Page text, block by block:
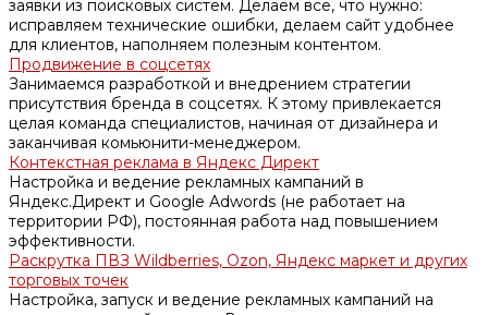
заявки из поисковых систем. Делаем все, что нужно:
исправляем технические ошибки, делаем сайт удобнее
для клиентов, наполняем полезным контентом.
Продвижение в соцсетях
Занимаемся разработкой и внедрением стратегии
присутствия бренда в соцсетях. К этому привлекается
целая команда специалистов, начиная от дизайнера и
заканчивая комьюнити-менеджером.
Контекстная реклама в Яндекс Директ
Настройка и ведение рекламных кампаний в
Яндекс.Директ и Google Adwords (не работает на
территории РФ), постоянная работа над повышением
эффективности.
Раскрутка ПВЗ Wildberries, Ozon, Яндекс маркет и других
торговых точек
Настройка, запуск и ведение рекламных кампаний на